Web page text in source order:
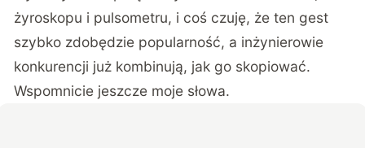
żyroskopu i pulsometru, i coś czuję, że ten gest
szybko zdobędzie popularność, a inżynierowie
konkurencji już kombinują, jak go skopiować.
Wspomnicie jeszcze moje słowa.